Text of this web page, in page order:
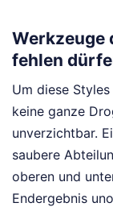
Werkzeuge
fehlen
Um diese
keine ganze
unverzichtbar.
saubere
oberen und
Endergebnis